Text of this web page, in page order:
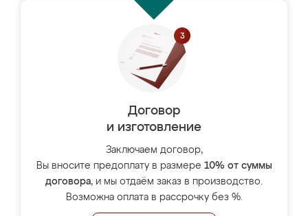
Договор
и изготовление
Заключаем договор,
Вы вносите предоплату в размере 10% от суммы
договора, и мы отдаём заказ в производство.
Возможна оплата в рассрочку без %.